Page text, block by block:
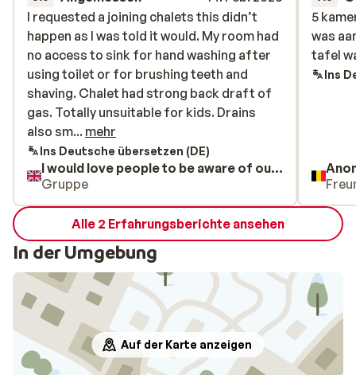
I requested a joining chalets this didn’t
happen as I was told it would. My room had
no access to sink for hand washing after
using toilet or for brushing teeth and
shaving. Chalet had strong back draft of
gas. Totally unsuitable for kids. Drains
also smelt bad.
I requested a joining chalets this didn’t
happen as I was told it would. My room had
no access to sink for hand washing after
using toilet or for brushing teeth and
shaving. Chalet had strong back draft of
gas. Totally unsuitable for kids. Drains
also sm... mehr
Ins Deutsche übersetzen (DE)
I would love people to be aware of our dis satisfaction. Snd mis sake.
Gruppe
5
was
tafel
5
was
tafel
Ins
Alle 2 Erfahrungsberichte ansehen
In der Umgebung
Auf der Karte anzeigen